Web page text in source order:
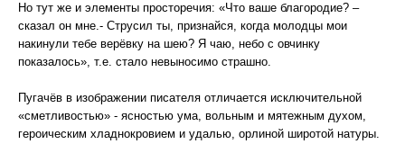
Но тут же и элементы просторечия: «Что ваше благородие? –
сказал он мне.- Струсил ты, признайся, когда молодцы мои
накинули тебе верёвку на шею? Я чаю, небо с овчинку
показалось», т.е. стало невыносимо страшно.
Пугачёв в изображении писателя отличается исключительной
«сметливостью» - ясностью ума, вольным и мятежным духом,
героическим хладнокровием и удалью, орлиной широтой натуры.